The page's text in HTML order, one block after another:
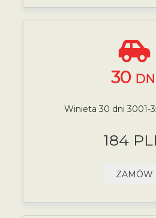
30
Winieta 30 dni 3001-
184
ZAMÓW